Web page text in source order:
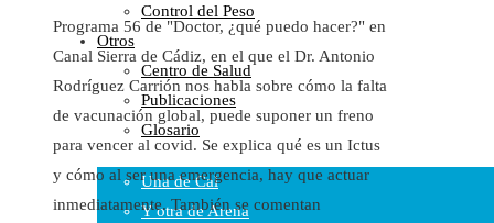
Vídeos
Cara Oscura Sanidad
Humor
Cal y Arena
Una de Cal
Y otra de Arena
Control del Peso
Otros
Centro de Salud
Publicaciones
Glosario
Programa 56 de "Doctor, ¿qué puedo hacer?" en
Canal Sierra de Cádiz, en el que el Dr. Antonio
Rodríguez Carrión nos habla sobre cómo la falta
de vacunación global, puede suponer un freno
para vencer al covid. Se explica qué es un Ictus
y cómo al ser una emergencia, hay que actuar
inmediatamente. También se comentan